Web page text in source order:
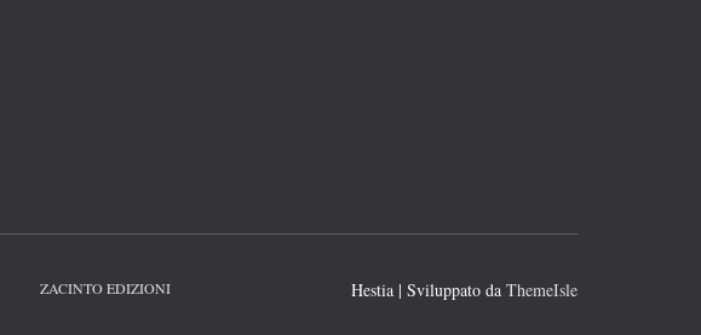
ZACINTO EDIZIONI Hestia | Sviluppato da ThemeIsle